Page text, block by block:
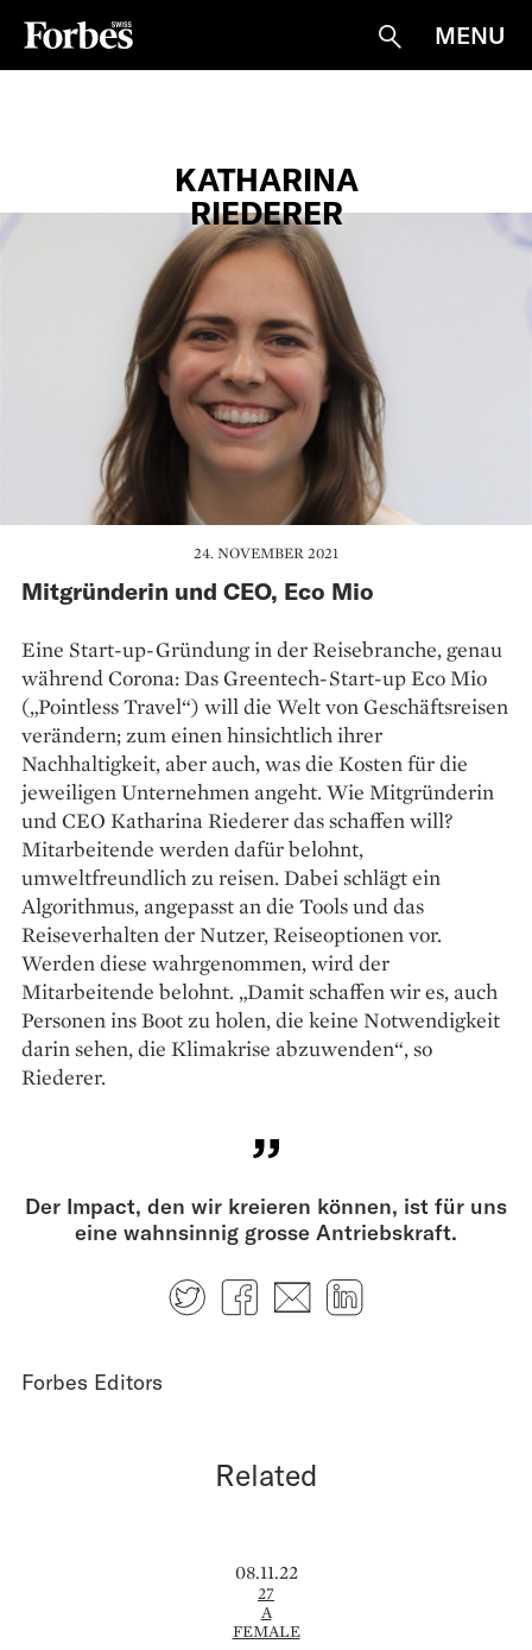
Suche
MENU
KATHARINA
RIEDERER
24. NOVEMBER 2021
Mitgründerin und CEO, Eco Mio
Eine Start-up-Gründung in der Reisebranche, genau
während Corona: Das Greentech-Start-up Eco Mio
(„Pointless Travel“) will die Welt von Geschäftsreisen
verändern; zum einen hinsichtlich ihrer
Nachhaltigkeit, aber auch, was die Kosten für die
jeweiligen Unternehmen angeht. Wie Mitgründerin
und CEO Katharina Riederer das schaffen will?
Mitarbeitende werden dafür belohnt,
umweltfreundlich zu reisen. Dabei schlägt ein
Algorithmus, angepasst an die Tools und das
Reiseverhalten der Nutzer, Reiseoptionen vor.
Werden diese wahrgenommen, wird der
Mitarbeitende belohnt. „Damit schaffen wir es, auch
Personen ins Boot zu holen, die keine Notwendigkeit
darin sehen, die Klimakrise abzuwenden“, so
Riederer.
Der Impact, den wir kreieren können, ist für uns
eine wahnsinnig grosse Antriebskraft.
TwitterFacebook
E-mail
Forbes Editors
Related
08.11.22
27
A
FEMALE